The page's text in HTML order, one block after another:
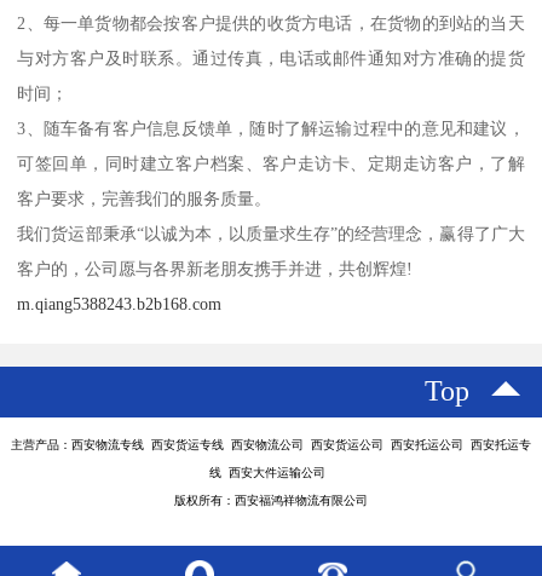
2、每一单货物都会按客户提供的收货方电话，在货物的到站的当天
与对方客户及时联系。通过传真，电话或邮件通知对方准确的提货
时间；
3、随车备有客户信息反馈单，随时了解运输过程中的意见和建议，
可签回单，同时建立客户档案、客户走访卡、定期走访客户，了解
客户要求，完善我们的服务质量。
我们货运部秉承“以诚为本，以质量求生存”的经营理念，赢得了广大
客户的，公司愿与各界新老朋友携手并进，共创辉煌!
m.qiang5388243.b2b168.com
Top
主营产品：西安物流专线 西安货运专线 西安物流公司 西安货运公司 西安托运公司 西安托运专
线 西安大件运输公司
版权所有：西安福鸿祥物流有限公司